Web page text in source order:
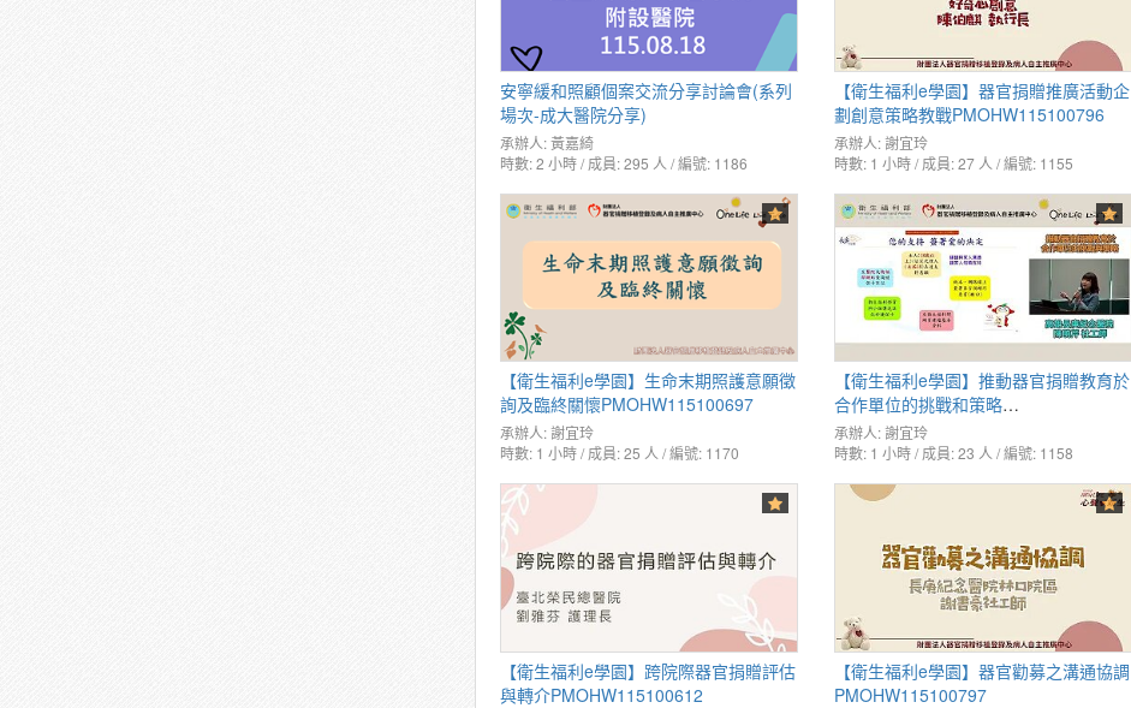
安寧緩和照顧個案交流分享討論會(系列
場次-成大醫院分享)
承辦人:黃嘉綺
時數: 2 小時 / 成員: 295 人 / 編號: 1186
【衛生福利e學園】器官捐贈推廣活動企
劃創意策略教戰PMOHW115100796
承辦人:謝宜玲
時數: 1 小時 / 成員: 27 人 / 編號: 1155
【衛生福利e學園】生命末期照護意願徵
詢及臨終關懷PMOHW115100697
承辦人:謝宜玲
時數: 1 小時 / 成員: 25 人 / 編號: 1170
【衛生福利e學園】推動器官捐贈教育於
合作單位的挑戰和策略
PMOHW115100673
承辦人:謝宜玲
時數: 1 小時 / 成員: 23 人 / 編號: 1158
【衛生福利e學園】跨院際器官捐贈評估
與轉介PMOHW115100612
【衛生福利e學園】器官勸募之溝通協調
PMOHW115100797